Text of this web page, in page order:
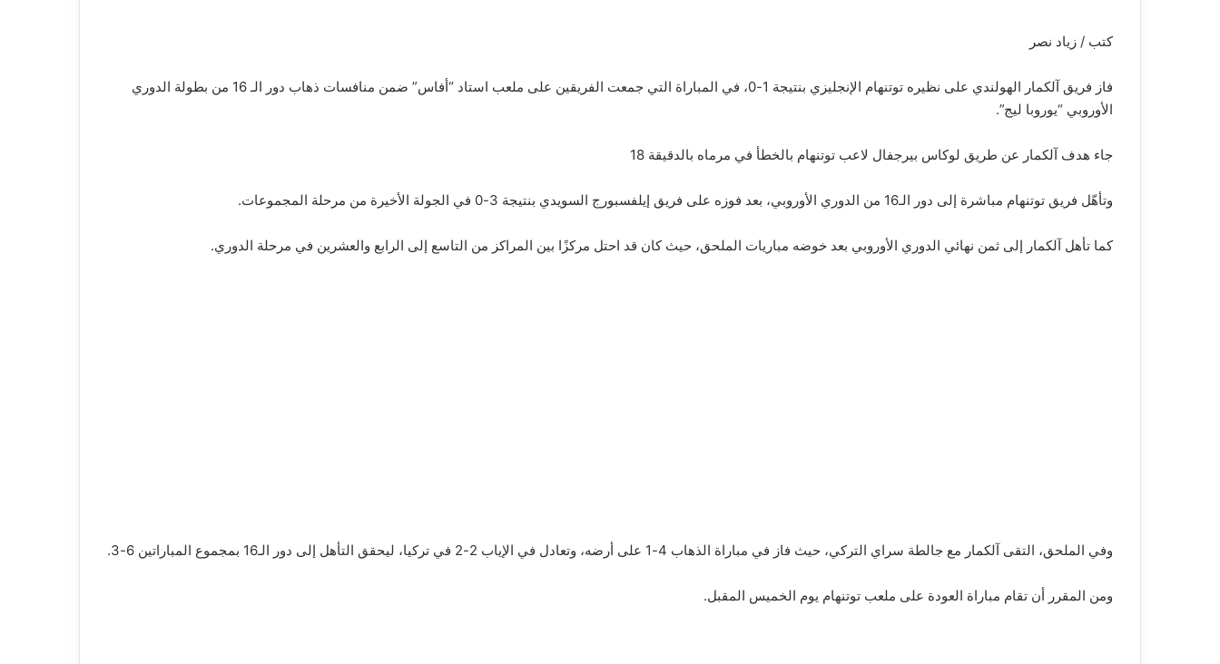
كتب / زياد نصر
فاز فريق آلكمار الهولندي على نظيره توتنهام الإنجليزي بنتيجة 1-0، في المباراة التي جمعت الفريقين على ملعب استاد “أفاس” ضمن منافسات ذهاب دور الـ 16 من بطولة الدوري
الأوروبي “يوروبا ليج”.
جاء هدف آلكمار عن طريق لوكاس بيرجفال لاعب توتنهام بالخطأ في مرماه بالدقيقة 18
وتأهّل فريق توتنهام مباشرة إلى دور الـ16 من الدوري الأوروبي، بعد فوزه على فريق إيلفسبورج السويدي بنتيجة 3-0 في الجولة الأخيرة من مرحلة المجموعات.
كما تأهل آلكمار إلى ثمن نهائي الدوري الأوروبي بعد خوضه مباريات الملحق، حيث كان قد احتل مركزًا بين المراكز من التاسع إلى الرابع والعشرين في مرحلة الدوري.
وفي الملحق، التقى آلكمار مع جالطة سراي التركي، حيث فاز في مباراة الذهاب 4-1 على أرضه، وتعادل في الإياب 2-2 في تركيا، ليحقق التأهل إلى دور الـ16 بمجموع المباراتين 6-3.
ومن المقرر أن تقام مباراة العودة على ملعب توتنهام يوم الخميس المقبل.